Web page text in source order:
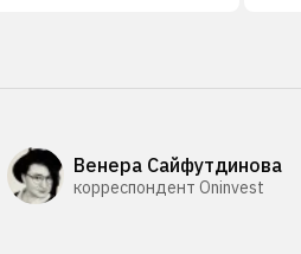
Венера Сайфутдинова
корреспондент Oninvest